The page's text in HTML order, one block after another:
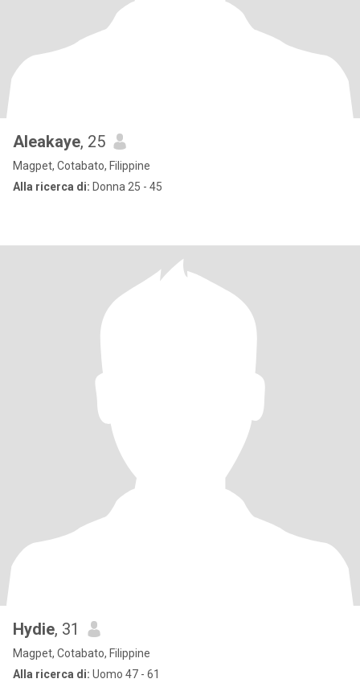
Aleakaye, 25
Magpet, Cotabato, Filippine
Alla ricerca di: Donna 25 - 45
Hydie, 31
Magpet, Cotabato, Filippine
Alla ricerca di: Uomo 47 - 61